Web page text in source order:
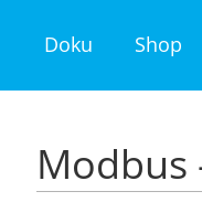
Doku Shop
Modbus